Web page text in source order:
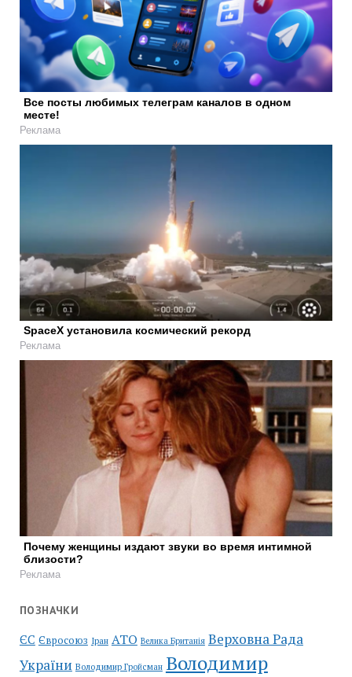
Все посты любимых телеграм каналов в одном
месте!
Реклама
SpaceX установила космический рекорд
Реклама
Почему женщины издают звуки во время интимной
близости?
Реклама
ПОЗНАЧКИ
ЄС Євросоюз Іран АТО Велика Британія Верховна Рада
України Володимир Гройсман Володимир